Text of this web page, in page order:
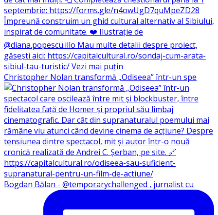
Christopher Nolan transformă „Odiseea” într-un spe
Bogdan Bălan - @temporarychallenged , jurnalist cu